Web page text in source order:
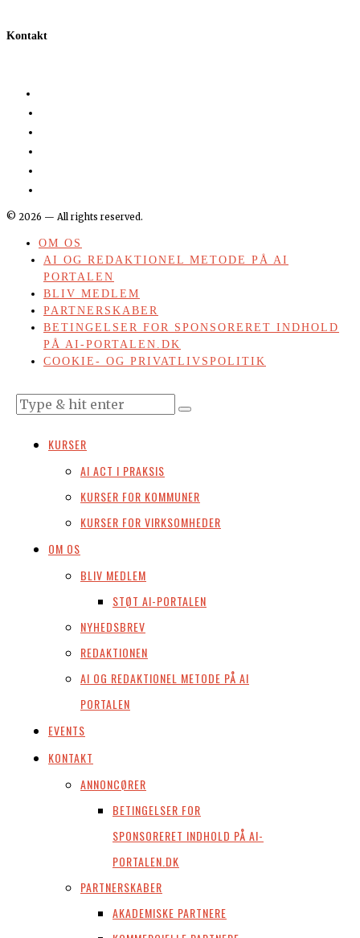
Kontakt
© 2026 — All rights reserved.
OM OS
AI OG REDAKTIONEL METODE PÅ AI
PORTALEN
BLIV MEDLEM
PARTNERSKABER
BETINGELSER FOR SPONSORERET INDHOLD
PÅ AI-PORTALEN.DK
COOKIE- OG PRIVATLIVSPOLITIK
KURSER
AI ACT I PRAKSIS
KURSER FOR KOMMUNER
KURSER FOR VIRKSOMHEDER
OM OS
BLIV MEDLEM
STØT AI-PORTALEN
NYHEDSBREV
REDAKTIONEN
AI OG REDAKTIONEL METODE PÅ AI
PORTALEN
EVENTS
KONTAKT
ANNONCØRER
BETINGELSER FOR
SPONSORERET INDHOLD PÅ AI-
PORTALEN.DK
PARTNERSKABER
AKADEMISKE PARTNERE